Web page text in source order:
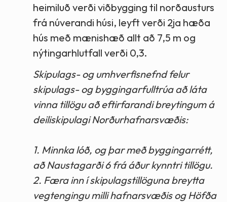
heimiluð verði viðbygging til norðausturs
frá núverandi húsi, leyft verði 2ja hæða
hús með mænishæð allt að 7,5 m og
nýtingarhlutfall verði 0,3.
Skipulags- og umhverfisnefnd felur
skipulags- og byggingarfulltrúa að láta
vinna tillögu að eftirfarandi breytingum á
deiliskipulagi Norðurhafnarsvæðis:
1. Minnka lóð, og þar með byggingarrétt,
að Naustagarði 6 frá áður kynntri tillögu.
2. Færa inn í skipulagstillöguna breytta
vegtengingu milli hafnarsvæðis og Höfða